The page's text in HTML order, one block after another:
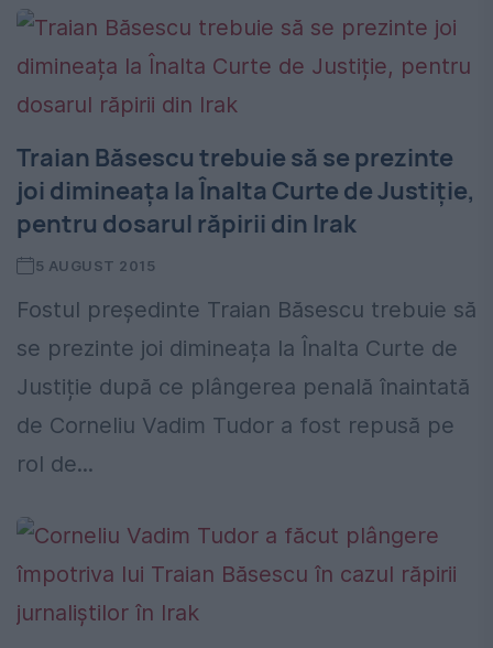
Traian Băsescu trebuie să se prezinte
joi dimineața la Înalta Curte de Justiție,
pentru dosarul răpirii din Irak
5 AUGUST 2015
Fostul președinte Traian Băsescu trebuie să
se prezinte joi dimineața la Înalta Curte de
Justiție după ce plângerea penală înaintată
de Corneliu Vadim Tudor a fost repusă pe
rol de...